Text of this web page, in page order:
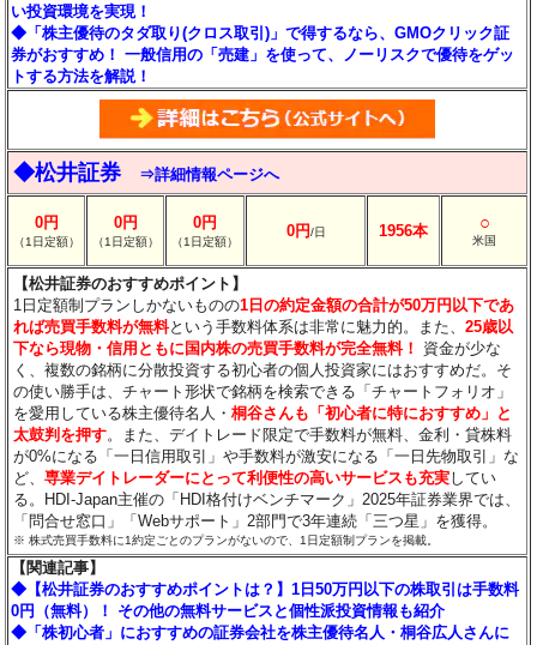
い投資環境を実現！
◆「株主優待のタダ取り(クロス取引)」で得するなら、GMOクリック証
券がおすすめ！ 一般信用の「売建」を使って、ノーリスクで優待をゲッ
トする方法を解説！
◆松井証券 ⇒詳細情報ページへ
0円
（1日定額）
0円
（1日定額）
0円
（1日定額）
0円/日 1956本 ○
米国
【松井証券のおすすめポイント】
1日定額制プランしかないものの1日の約定金額の合計が50万円以下であ
れば売買手数料が無料という手数料体系は非常に魅力的。また、25歳以
下なら現物・信用ともに国内株の売買手数料が完全無料！
資金が少な
く、複数の銘柄に分散投資する初心者の個人投資家にはおすすめだ。そ
の使い勝手は、チャート形状で銘柄を検索できる「チャートフォリオ」
を愛用している株主優待名人・桐谷さんも「初心者に特におすすめ」と
太鼓判を押す。また、デイトレード限定で手数料が無料、金利・貸株料
が0%になる「一日信用取引」や手数料が激安になる「一日先物取引」な
ど、専業デイトレーダーにとって利便性の高いサービスも充実してい
る。HDI-Japan主催の「HDI格付けベンチマーク」2025年証券業界では、
「問合せ窓口」「Webサポート」2部門で3年連続「三つ星」を獲得。
※ 株式売買手数料に1約定ごとのプランがないので、1日定額制プランを掲載。
【関連記事】
◆【松井証券のおすすめポイントは？】1日50万円以下の株取引は手数料
0円（無料）！ その他の無料サービスと個性派投資情報も紹介
◆「株初心者」におすすめの証券会社を株主優待名人・桐谷広人さんに